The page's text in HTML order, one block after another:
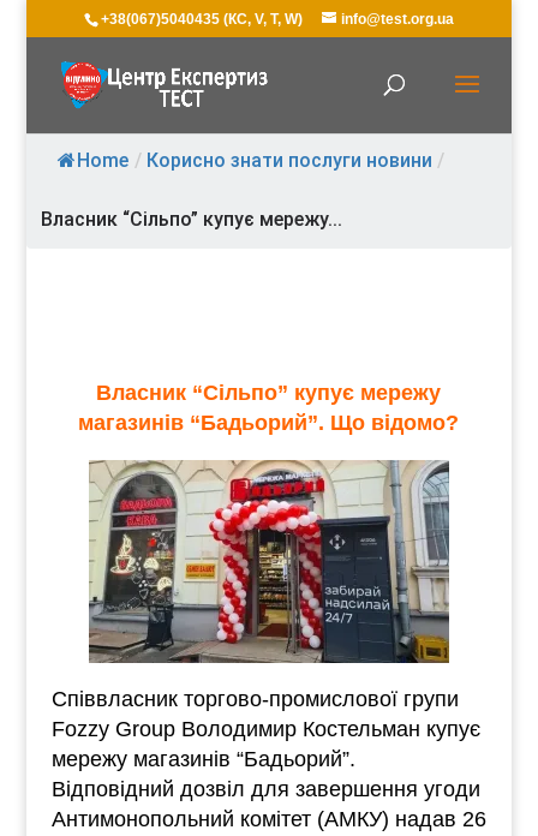
+38(067)5040435 (КС, V, T, W) info@test.org.ua
Home / Корисно знати послуги новини /
Власник “Сільпо” купує мережу...
Власник “Сільпо” купує мережу
магазинів “Бадьорий”. Що відомо?
Співвласник торгово-промислової групи
Fozzy Group Володимир Костельман купує
мережу магазинів “Бадьорий”.
Відповідний дозвіл для завершення угоди
Антимонопольний комітет (АМКУ) надав 26